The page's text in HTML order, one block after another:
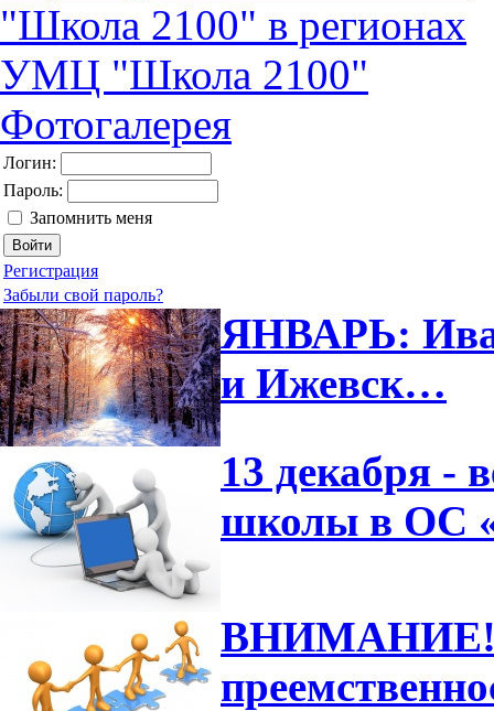
"Школа 2100" в регионах
УМЦ "Школа 2100"
Фотогалерея
Логин:
Пароль:
Запомнить меня
Регистрация
Забыли свой пароль?
ЯНВАРЬ:
и Ижевск…
13 декабря -
школы в ОС
ВНИМАНИЕ! 6